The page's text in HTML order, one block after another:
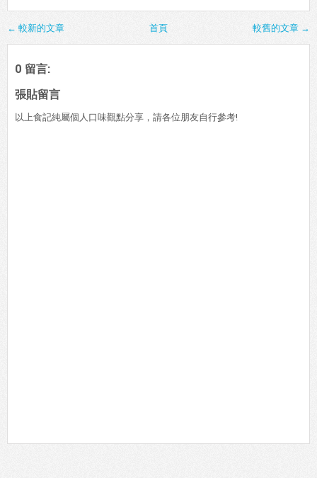
← 較新的文章 較舊的文章 →
首頁
0 留言:
張貼留言
以上食記純屬個人口味觀點分享，請各位朋友自行參考!